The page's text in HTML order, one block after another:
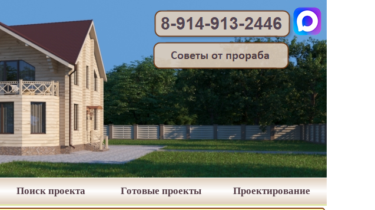
Поиск проекта Готовые проекты Проектирование